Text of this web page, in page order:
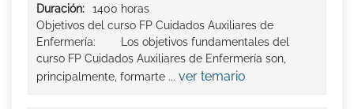
Duración:
1400 horas
Objetivos del curso FP Cuidados Auxiliares de
Enfermería: Los objetivos fundamentales del
curso FP Cuidados Auxiliares de Enfermería son,
principalmente, formarte ... ver temario